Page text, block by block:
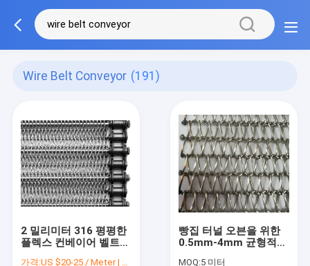
Wire Belt Conveyor (191)
2 밀리미터 316 평평한
플렉스 컨베이어 벨트
가격:US $20-25 / Meter | 1 Meter (Min. Order)
빵집 터널 오븐을 위한
0.5mm-4mm 균형적
MOQ:5 미터